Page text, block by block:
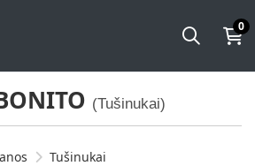
0
(Tušinukai)
Tušinukai